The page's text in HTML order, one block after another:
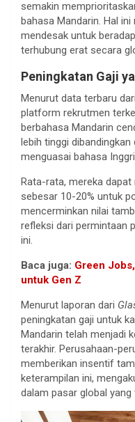
semakin
bahasa Mandarin. Hal
mendesak untuk
terhubung erat secara
Peningkatan Gaji
Menurut data terbaru
platform rekrutmen
berbahasa Mandarin
lebih tinggi
menguasai bahasa
Rata-rata, mereka
sebesar 10-20% untuk
mencerminkan nilai
refleksi dari permintaan
ini.
Baca juga: Green
untuk Gen Z
Menurut laporan dari
peningkatan gaji untuk
Mandarin telah menjadi
terakhir. Perusahaan-
memberikan insentif
keterampilan ini,
dalam pasar global yang